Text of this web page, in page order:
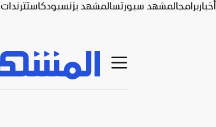
أخباربرامجالمشهد سبورتسالمشهد بزنسبودكاستترندات